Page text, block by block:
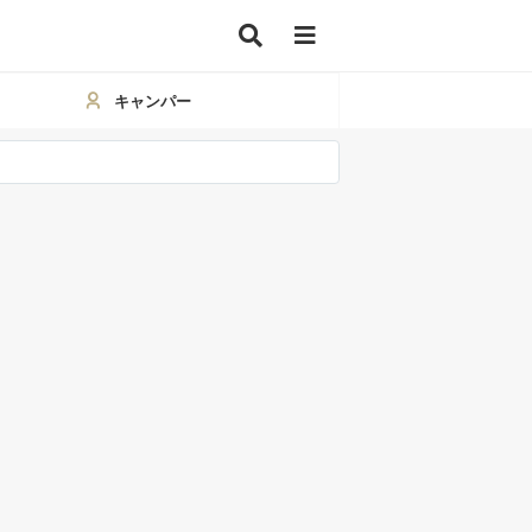
キャンパー